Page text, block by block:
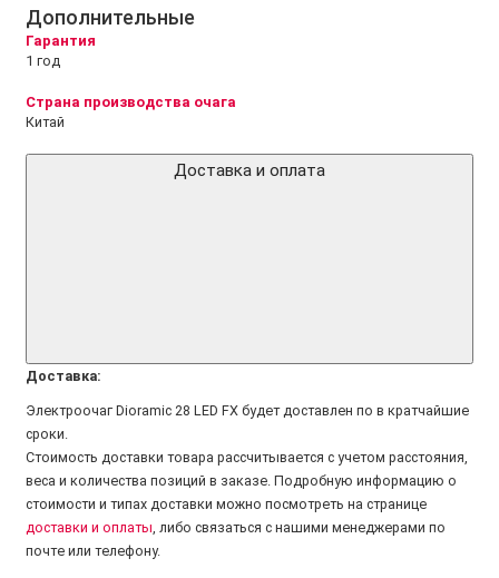
Дополнительные
Гарантия
1 год
Страна производства очага
Китай
Доставка и оплата
Доставка:
Электроочаг Dioramic 28 LED FX будет доставлен по в кратчайшие
сроки.
Стоимость доставки товара рассчитывается с учетом расстояния,
веса и количества позиций в заказе. Подробную информацию о
стоимости и типах доставки можно посмотреть на странице
доставки и оплаты , либо связаться с нашими менеджерами по
почте или телефону.